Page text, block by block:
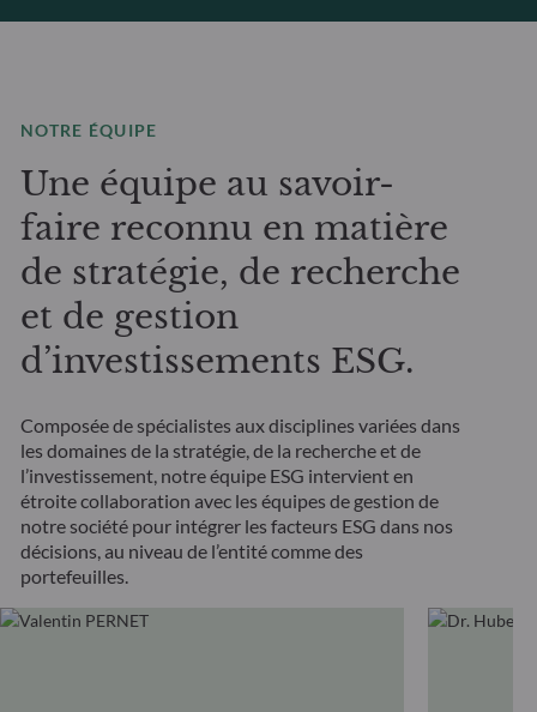
NOTRE ÉQUIPE
Une équipe au savoir-
faire reconnu en matière
de stratégie, de recherche
et de gestion
d’investissements ESG.
Composée de spécialistes aux disciplines variées dans
les domaines de la stratégie, de la recherche et de
l’investissement, notre équipe ESG intervient en
étroite collaboration avec les équipes de gestion de
notre société pour intégrer les facteurs ESG dans nos
décisions, au niveau de l’entité comme des
portefeuilles.